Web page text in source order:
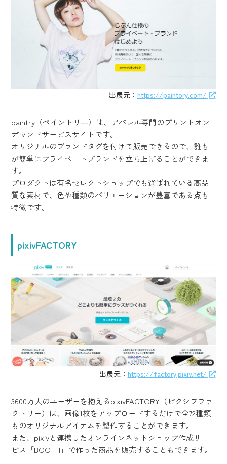
出展元： https://paintory.com/
paintry（ペイントリ―）は、アパレル専門のプリントオン
デマンドサービスサイトです。
オリジナルのブランドタグを付けて販売できるので、誰も
が簡単にプライベートブランドを立ち上げることができま
す。
プロダクトは有名セレクトショップでも選ばれている高品
質な素材で、色や種類のバリエーションが豊富である点も
特徴です。
pixivFACTORY
出展元： https://factory.pixiv.net/
3600万人のユーザーを抱えるpixivFACTORY（ピクシブファ
クトリー）は、画像1枚をアップロードするだけで全72種類
ものオリジナルアイテムを製作することができます。
また、pixivと連携したオンラインネットショップ作成サー
ビス「BOOTH」で作った商品を販売することもできます。